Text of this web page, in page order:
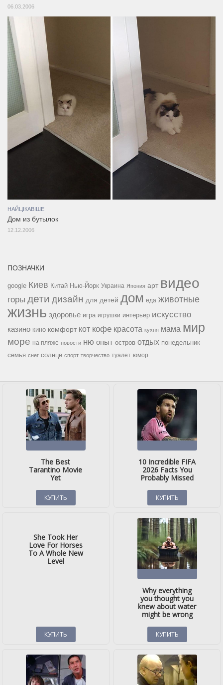
06.03.2006
НАЙЦІКАВІШЕ
Дом из бутылок
12.12.2006
ПОЗНАЧКИ
google Киев Китай Нью-Йорк Украина Япония арт видео
горы дети дизайн для детей дом еда животные
жизнь здоровье игра игрушки интерьер искусство
казино кино комфорт кот кофе красота кухня мама мир
море на пляже новости ню опыт остров отдых понедельник
семья снег солнце спорт творчество туалет юмор